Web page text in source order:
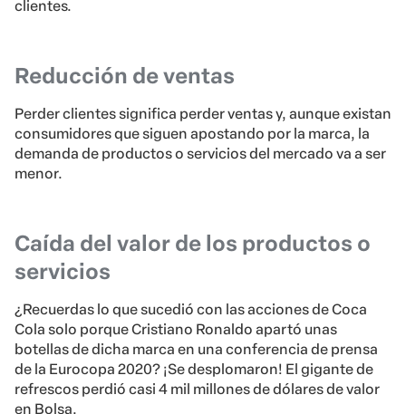
clientes.
Reducción de ventas
Perder clientes significa perder ventas y, aunque existan
consumidores que siguen apostando por la marca, la
demanda de productos o servicios del mercado va a ser
menor.
Caída del valor de los productos o
servicios
¿Recuerdas lo que sucedió con las acciones de Coca
Cola solo porque Cristiano Ronaldo apartó unas
botellas de dicha marca en una conferencia de prensa
de la Eurocopa 2020? ¡Se desplomaron! El gigante de
refrescos perdió casi 4 mil millones de dólares de valor
en Bolsa.